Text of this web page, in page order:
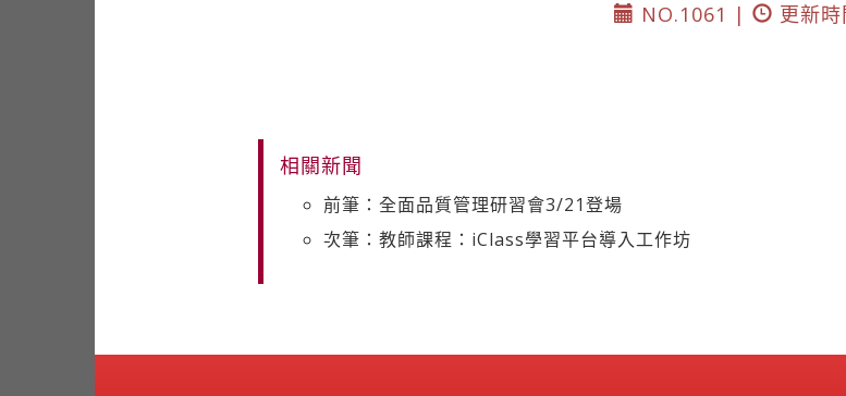
NO.1061 |
更新
相關新聞
前筆：全面品質管理研習會3/21登場
次筆：教師課程：iClass學習平台導入工作坊